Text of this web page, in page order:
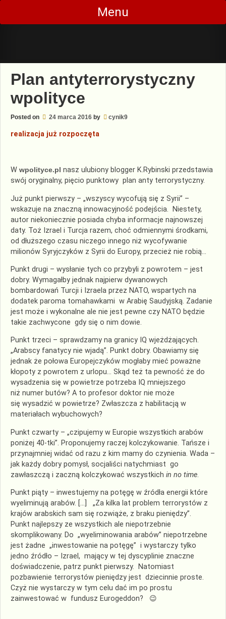
Skip
content
Menu
Plan antyterrorystyczny
wpolityce
Posted on 24 marca 2016 by cynik9
realizacja już rozpoczęta
W wpolityce.pl nasz ulubiony blogger K.Rybinski przedstawia
swój oryginalny, pięcio punktowy plan anty terrorystyczny.
Już punkt pierwszy – „wszyscy wycofują się z Syrii” –
wskazuje na znaczną innowacyjność podejścia. Niestety,
autor niekoniecznie posiada chyba informacje najnowszej
daty. Toż Izrael i Turcja razem, choć odmiennymi środkami,
od dłuższego czasu niczego innego niż wycofywanie
milionów Syryjczyków z Syrii do Europy, przecież nie robią…
Punkt drugi – wysłanie tych co przybyli z powrotem – jest
dobry. Wymagałby jednak najpierw dywanowych
bombardowań Turcji i Izraela przez NATO, wspartych na
dodatek paroma tomahawkami w Arabię Saudyjską. Zadanie
jest może i wykonalne ale nie jest pewne czy NATO będzie
takie zachwycone gdy się o nim dowie.
Punkt trzeci – sprawdzamy na granicy IQ wjeżdżających.
„Arabscy fanatycy nie wjadą”. Punkt dobry. Obawiamy się
jednak że połowa Europejczyków mogłaby mieć poważne
kłopoty z powrotem z urlopu… Skąd też ta pewność że do
wysadzenia się w powietrze potrzeba IQ mniejszego
niż numer butów? A to profesor doktor nie może
się wysadzić w powietrze? Zwłaszcza z habilitacją w
materiałach wybuchowych?
Punkt czwarty – „czipujemy w Europie wszystkich arabów
poniżej 40-tki”. Proponujemy raczej kolczykowanie. Tańsze i
przynajmniej widać od razu z kim mamy do czynienia. Wada –
jak każdy dobry pomysł, socjaliści natychmiast go
zawłaszczą i zaczną kolczykować wszystkich in no time.
Punkt piąty – inwestujemy na potęgę w źródła energii które
wyeliminują arabów. […] „Za kilka lat problem terrorystów z
krajów arabskich sam się rozwiąże, z braku pieniędzy”.
Punkt najlepszy ze wszystkich ale niepotrzebnie
skomplikowany. Do „wyeliminowania arabów” niepotrzebne
jest żadne „inwestowanie na potęgę” i wystarczy tylko
jedno źródło – Izrael, mający w tej dyscyplinie znaczne
doświadczenie, patrz punkt pierwszy. Natomiast
pozbawienie terrorystów pieniędzy jest dziecinnie proste.
Czyż nie wystarczy w tym celu dać im po prostu
zainwestować w fundusz Eurogeddon? 😉